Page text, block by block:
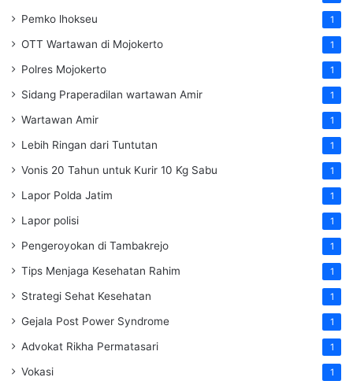
Pemko lhokseu 1
OTT Wartawan di Mojokerto 1
Polres Mojokerto 1
Sidang Praperadilan wartawan Amir 1
Wartawan Amir 1
Lebih Ringan dari Tuntutan 1
Vonis 20 Tahun untuk Kurir 10 Kg Sabu 1
Lapor Polda Jatim 1
Lapor polisi 1
Pengeroyokan di Tambakrejo 1
Tips Menjaga Kesehatan Rahim 1
Strategi Sehat Kesehatan 1
Gejala Post Power Syndrome 1
Advokat Rikha Permatasari 1
Vokasi 1